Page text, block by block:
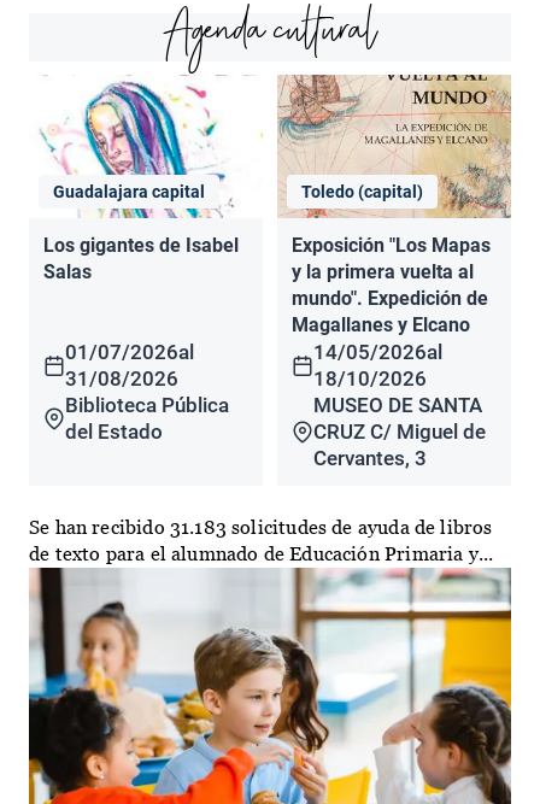
Agenda cultural
Guadalajara capital
Los gigantes de Isabel
Salas
01/07/2026al
31/08/2026
Biblioteca Pública
del Estado
Toledo (capital)
Exposición "Los Mapas
y la primera vuelta al
mundo". Expedición de
Magallanes y Elcano
14/05/2026al
18/10/2026
MUSEO DE SANTA
CRUZ C/ Miguel de
Cervantes, 3
Se han recibido 31.183 solicitudes de ayuda de libros
de texto para el alumnado de Educación Primaria y...